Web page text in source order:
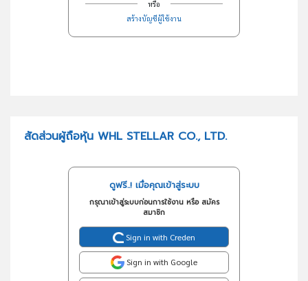
หรือ
สร้างบัญชีผู้ใช้งาน
สัดส่วนผู้ถือหุ้น WHL STELLAR CO., LTD.
ดูฟรี..! เมื่อคุณเข้าสู่ระบบ
กรุณาเข้าสู่ระบบก่อนการใช้งาน หรือ สมัคร
สมาชิก
Sign in with Creden
Sign in with Google